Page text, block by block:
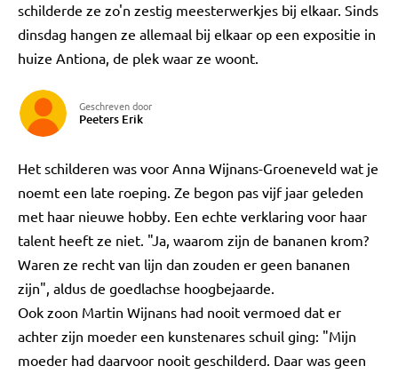
schilderde ze zo'n zestig meesterwerkjes bij elkaar. Sinds
dinsdag hangen ze allemaal bij elkaar op een expositie in
huize Antiona, de plek waar ze woont.
Geschreven door
Peeters Erik
Het schilderen was voor Anna Wijnans-Groeneveld wat je
noemt een late roeping. Ze begon pas vijf jaar geleden
met haar nieuwe hobby. Een echte verklaring voor haar
talent heeft ze niet. "Ja, waarom zijn de bananen krom?
Waren ze recht van lijn dan zouden er geen bananen
zijn", aldus de goedlachse hoogbejaarde.
Ook zoon Martin Wijnans had nooit vermoed dat er
achter zijn moeder een kunstenares schuil ging: "Mijn
moeder had daarvoor nooit geschilderd. Daar was geen